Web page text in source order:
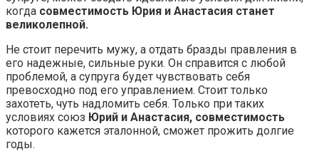
когда совместимость Юрия и Анастасия станет
великолепной.
Не стоит перечить мужу, а отдать бразды правления в
его надежные, сильные руки. Он справится с любой
проблемой, а супруга будет чувствовать себя
превосходно под его управлением. Стоит только
захотеть, чуть надломить себя. Только при таких
условиях союз Юрий и Анастасия, совместимость
которого кажется эталонной, сможет прожить долгие
годы.